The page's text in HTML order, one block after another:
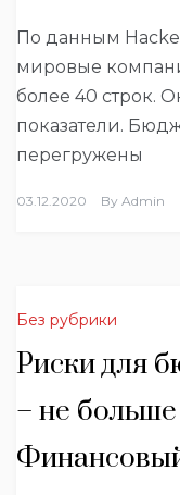
По данным
мировые
более 40 строк.
показатели.
перегружены
03.12.2020 By Admin
Без рубрики
Риски для
– не